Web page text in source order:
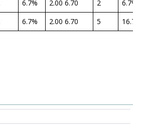
6.7% 2.00 6.70 2
6.7%
6.7% 2.00 6.70 5 16.7%